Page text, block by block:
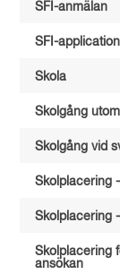
SFI-anmälan
SFI-application
Skola
Skolgång
Skolgång vid
Skolplacering
Skolplacering
Skolplacering
ansökan